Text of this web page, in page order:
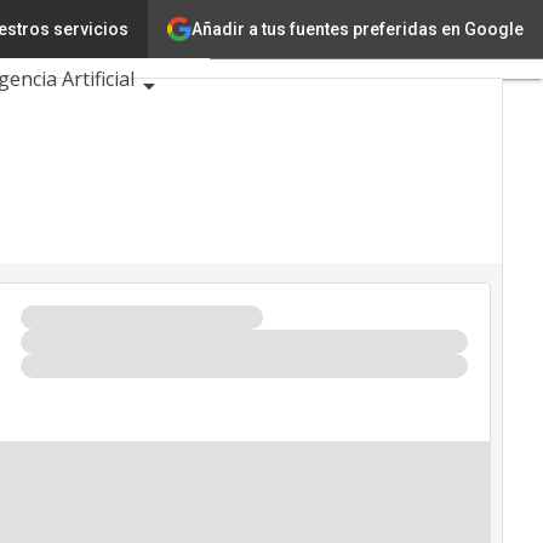
Añadir a tus fuentes preferidas en Google
servicios
Artificial